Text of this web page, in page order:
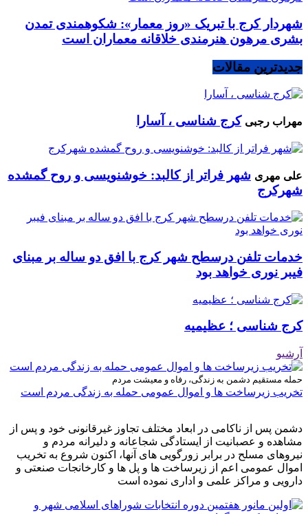
شهردار کرج با تبریک «روز معمار»: شکوهمندی تمدن
بشری مرهون هنرمندی خلاقانه معماران است
جدیدترین مقالات
مهراب رجبی کرج شناسی ، آسارا
علی مهری شهر فراتر از کالبد: خوشنویسی و روح گمشده
شهرکرج
خدمات تلفن درسطح شهر کرج با افق دو ساله بر مبنای
فیبر نوری خواهد بود
کرج شناسی ؛ عظیمیه
آرشیو
حمله مستقیم دشمن به زندگی، رفاه و معیشت مردم
تخریب زیرساخت ها و اموال عمومی حمله به زندگی مردم است
دشمن پس از ناکامی در ابعاد مختلف تجاوز غیرقانونی خود و پس از
مشاهده و عصبانیت از ایستادگی شجاعانه و دلیرانه مردم و
نیروهای مسلح در برابر زورگویی های آنها، اکنون شروع به تخریب
اموال عمومی اعم از زیرساخت ها و پل ها و کارخانجات صنعتی و
دارویی و مراکز علمی و اداری نموده است